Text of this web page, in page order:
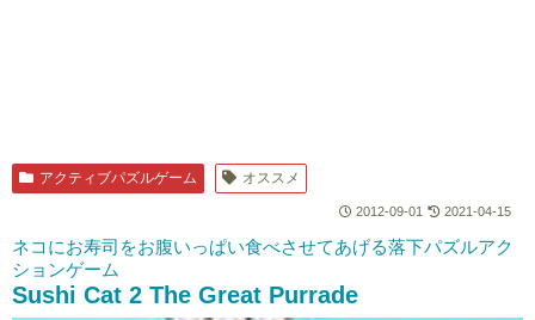
アクティブパズルゲーム オススメ
2012-09-01 2021-04-15
ネコにお寿司をお腹いっぱい食べさせてあげる落下パズルアク
ションゲーム
Sushi Cat 2 The Great Purrade